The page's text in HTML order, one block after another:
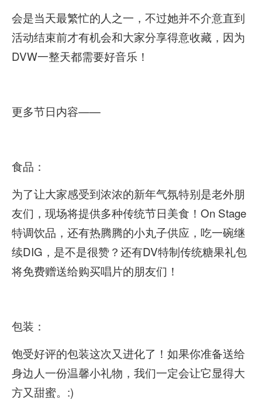
会是当天最繁忙的人之一，不过她并不介意直到
活动结束前才有机会和大家分享得意收藏，因为
DVW一整天都需要好音乐！
更多节日内容——
食品：
为了让大家感受到浓浓的新年气氛特别是老外朋
友们，现场将提供多种传统节日美食！On Stage
特调饮品，还有热腾腾的小丸子供应，吃一碗继
续DIG，是不是很赞？还有DV特制传统糖果礼包
将免费赠送给购买唱片的朋友们！
包装：
饱受好评的包装这次又进化了！如果你准备送给
身边人一份温馨小礼物，我们一定会让它显得大
方又甜蜜。:)